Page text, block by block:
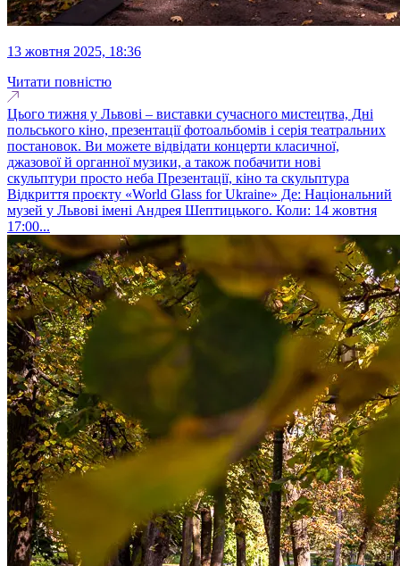
13 жовтня 2025, 18:36
Читати повністю
Цього тижня у Львові – виставки сучасного мистецтва, Дні
польського кіно, презентації фотоальбомів і серія театральних
постановок. Ви можете відвідати концерти класичної,
джазової й органної музики, а також побачити нові
скульптури просто неба Презентації, кіно та скульптура
Відкриття проєкту «World Glass for Ukraine» Де: Національний
музей у Львові імені Андрея Шептицького. Коли: 14 жовтня
17:00...